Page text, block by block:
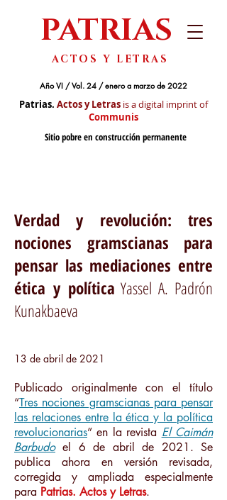
PATRIAS
Sitio pobre en construcción permanente
ACTOS Y LETRAS
Año VI / Vol. 24 / enero a marzo de 2022
Patrias. Actos y Letras is a digital imprint of
Communis
Verdad y revolución: tres
nociones gramscianas para
pensar las mediaciones entre
ética y política Yassel A. Padrón
Kunakbaeva
13 de abril de 2021
Publicado originalmente con el título
“Tres nociones gramscianas para pensar
las relaciones entre la ética y la política
revolucionarias” en la revista El Caimán
Barbudoel 6 de abril de 2021. Se
publica ahora en versión revisada,
corregida y ampliada especialmente
para Patrias. Actos y Letras.